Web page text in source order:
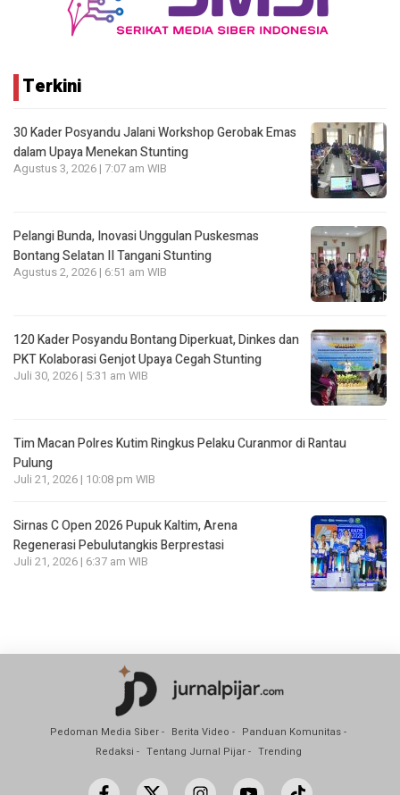
Terkini
30 Kader Posyandu Jalani Workshop Gerobak Emas
dalam Upaya Menekan Stunting
Agustus 3, 2026 | 7:07 am WIB
Pelangi Bunda, Inovasi Unggulan Puskesmas
Bontang Selatan II Tangani Stunting
Agustus 2, 2026 | 6:51 am WIB
120 Kader Posyandu Bontang Diperkuat, Dinkes dan
PKT Kolaborasi Genjot Upaya Cegah Stunting
Juli 30, 2026 | 5:31 am WIB
Tim Macan Polres Kutim Ringkus Pelaku Curanmor di Rantau
Pulung
Juli 21, 2026 | 10:08 pm WIB
Sirnas C Open 2026 Pupuk Kaltim, Arena
Regenerasi Pebulutangkis Berprestasi
Juli 21, 2026 | 6:37 am WIB
Pedoman Media Siber Berita Video
Panduan Komunitas
Redaksi
Tentang Jurnal Pijar Trending